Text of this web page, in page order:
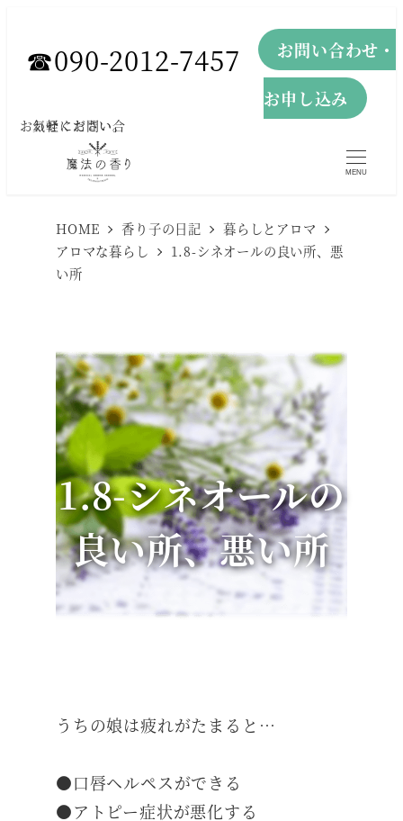
ン
☎︎090-2012-7457 お問い合わせ・
お申し込み
お気軽にお問い合わせください。
MENU
HOME 香り子の日記
暮らしとアロマ
アロマな暮らし
1.8-シネオールの良い所、悪
い所
1.8-シネオールの
良い所、悪い所
うちの娘は疲れがたまると…
●口唇ヘルペスができる
●アトピー症状が悪化する